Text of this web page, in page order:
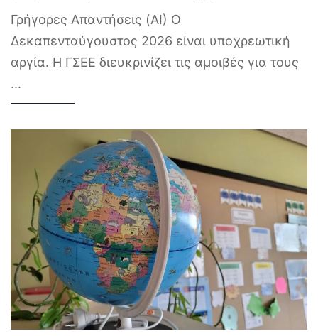
Γρήγορες Απαντήσεις (AI) Ο
Δεκαπενταύγουστος 2026 είναι υποχρεωτική
αργία. Η ΓΣΕΕ διευκρινίζει τις αμοιβές για τους
...